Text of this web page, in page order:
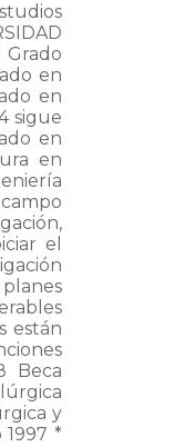
Grado
en
en
sigue
en
en
el
están
Beca
y
*